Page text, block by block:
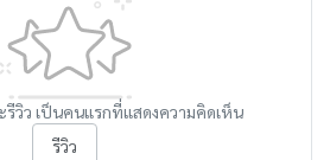
วิว เป็นคนแรกที่แสดงความคิดเห็น
รีวิว